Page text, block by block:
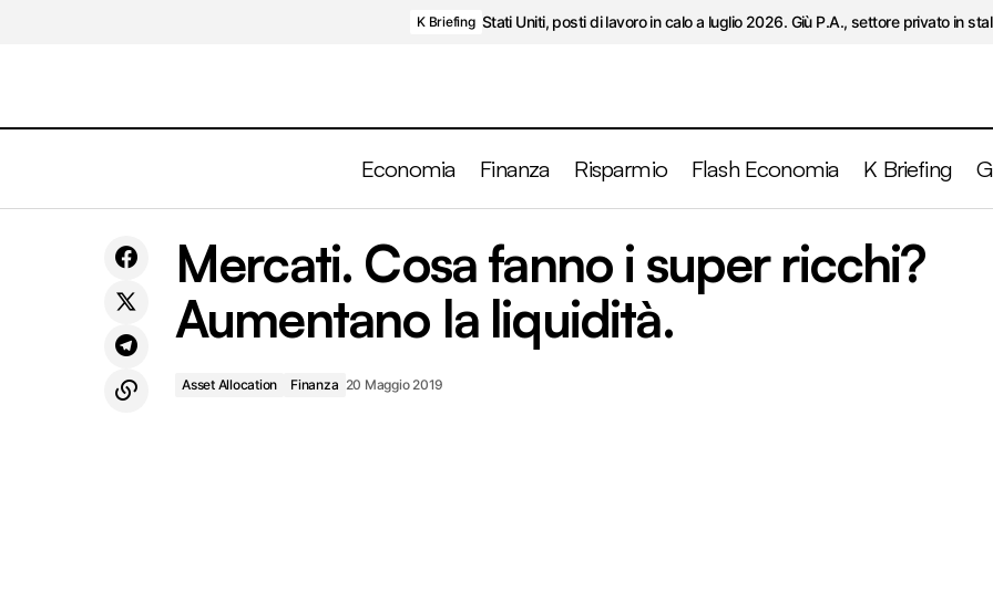
K Briefing Stati Uniti, posti di lavoro in calo a luglio 2026. Giù P.A., settore privato in
Economia Finanza Risparmio Flash Economia K Briefing
L'Italia ed il debito (privato) Asset Allocation Mercati. Cosa fanno i super ricchi?
Mercati. Cosa fanno i super ricchi?
Aumentano la liquidità.
Asset Allocation Finanza 20 Maggio 2019